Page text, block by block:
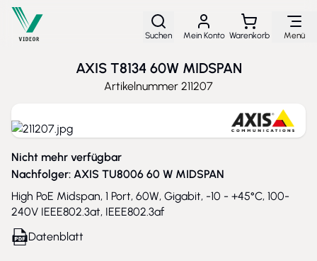
Direkt zum Inhalt
Suchen Mein Konto Warenkorb Menü
AXIS T8134 60W MIDSPAN
Artikelnummer 211207
Nicht mehr verfügbar
Nachfolger: AXIS TU8006 60 W MIDSPAN
High PoE Midspan, 1 Port, 60W, Gigabit, -10 - +45°C, 100-
240V IEEE802.3at, IEEE802.3af
Datenblatt